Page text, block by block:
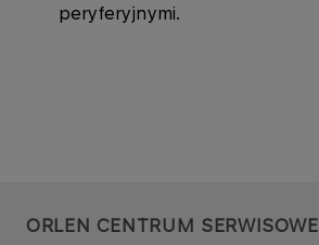
peryferyjnymi.
ORLEN CENTRUM SERWISOWE